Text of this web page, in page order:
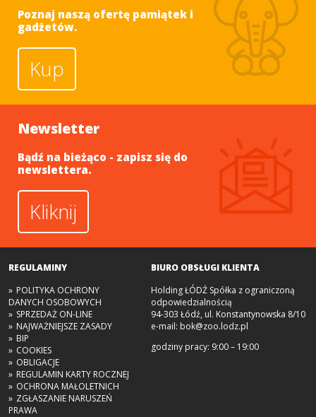
Poznaj naszą ofertę pamiątek i
gadżetów.
Kup
Newsletter
Bądź na bieżąco - zapisz się do
newslettera.
Kliknij
REGULAMINY
POLITYKA OCHRONY
DANYCH OSOBOWYCH
SPRZEDAŻ ON-LINE
NAJWAŻNIEJSZE ZASADY
BIP
COOKIES
OBLIGACJE
REGULAMIN KARTY ROCZNEJ
OCHRONA MAŁOLETNICH
ZGŁASZANIE NARUSZEŃ
PRAWA
BIURO OBSŁUGI KLIENTA
Holding ŁÓDŹ Spółka z ograniczoną
odpowiedzialnością
94-303 Łódź, ul. Konstantynowska 8/10
e-mail: bok@zoo.lodz.pl
godziny pracy: 9:00 – 19:00